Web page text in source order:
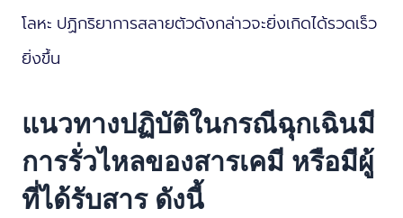
โลหะ ปฏิกริยาการสลายตัวดังกล่าวจะยิ่งเกิดได้รวดเร็ว
ยิ่งขึ้น
แนวทางปฏิบัติในกรณีฉุกเฉินมี
การรั่วไหลของสารเคมี หรือมีผู้
ที่ได้รับสาร ดังนี้